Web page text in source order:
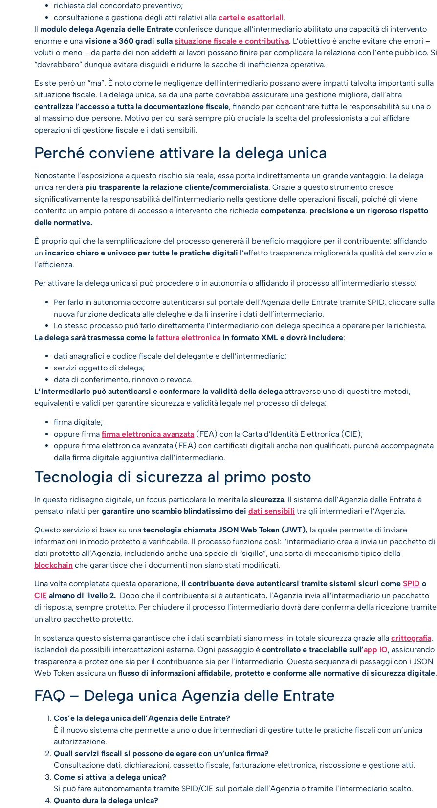
richiesta del concordato preventivo;
consultazione e gestione degli atti relativi alle cartelle esattoriali.
Il modulo delega Agenzia delle Entrate conferisce dunque all’intermediario abilitato una capacità di intervento
enorme e una visione a 360 gradi sulla situazione fiscale e contributiva. L’obiettivo è anche evitare che errori –
voluti o meno – da parte dei non addetti ai lavori possano finire per complicare la relazione con l’ente pubblico. Si
“dovrebbero” dunque evitare disguidi e ridurre le sacche di inefficienza operativa.
Esiste però un “ma”. È noto come le negligenze dell’intermediario possano avere impatti talvolta importanti sulla
situazione fiscale. La delega unica, se da una parte dovrebbe assicurare una gestione migliore, dall’altra
centralizza l’accesso a tutta la documentazione fiscale, finendo per concentrare tutte le responsabilità su una o
al massimo due persone. Motivo per cui sarà sempre più cruciale la scelta del professionista a cui affidare
operazioni di gestione fiscale e i dati sensibili.
Perché conviene attivare la delega unica
Nonostante l’esposizione a questo rischio sia reale, essa porta indirettamente un grande vantaggio. La delega
unica renderà più trasparente la relazione cliente/commercialista. Grazie a questo strumento cresce
significativamente la responsabilità dell’intermediario nella gestione delle operazioni fiscali, poiché gli viene
conferito un ampio potere di accesso e intervento che richiede competenza, precisione e un rigoroso rispetto
delle normative.
È proprio qui che la semplificazione del processo genererà il beneficio maggiore per il contribuente: affidando
un incarico chiaro e univoco per tutte le pratiche digitali l’effetto trasparenza migliorerà la qualità del servizio e
l’efficienza.
Per attivare la delega unica si può procedere o in autonomia o affidando il processo all’intermediario stesso:
Per farlo in autonomia occorre autenticarsi sul portale dell’Agenzia delle Entrate tramite SPID, cliccare sulla
nuova funzione dedicata alle deleghe e da lì inserire i dati dell’intermediario.
Lo stesso processo può farlo direttamente l’intermediario con delega specifica a operare per la richiesta.
La delega sarà trasmessa come la fattura elettronica in formato XML e dovrà includere:
dati anagrafici e codice fiscale del delegante e dell’intermediario;
servizi oggetto di delega;
data di conferimento, rinnovo o revoca.
L’intermediario può autenticarsi e confermare la validità della delega attraverso uno di questi tre metodi,
equivalenti e validi per garantire sicurezza e validità legale nel processo di delega:
firma digitale;
oppure firma firma elettronica avanzata (FEA) con la Carta d’Identità Elettronica (CIE);
oppure firma elettronica avanzata (FEA) con certificati digitali anche non qualificati, purché accompagnata
dalla firma digitale aggiuntiva dell’intermediario.
Tecnologia di sicurezza al primo posto
In questo ridisegno digitale, un focus particolare lo merita la sicurezza. Il sistema dell’Agenzia delle Entrate è
pensato infatti per garantire uno scambio blindatissimo dei dati sensibili tra gli intermediari e l’Agenzia.
Questo servizio si basa su una tecnologia chiamata JSON Web Token (JWT), la quale permette di inviare
informazioni in modo protetto e verificabile. Il processo funziona così: l’intermediario crea e invia un pacchetto di
dati protetto all’Agenzia, includendo anche una specie di “sigillo”, una sorta di meccanismo tipico della
blockchain che garantisce che i documenti non siano stati modificati.
Una volta completata questa operazione, il contribuente deve autenticarsi tramite sistemi sicuri come SPID o
CIE almeno di livello 2. ​ Dopo che il contribuente si è autenticato, l’Agenzia invia all’intermediario un pacchetto
di risposta, sempre protetto. Per chiudere il processo l’intermediario dovrà dare conferma della ricezione tramite
un altro pacchetto protetto.
In sostanza questo sistema garantisce che i dati scambiati siano messi in totale sicurezza grazie alla crittografia,
isolandoli da possibili intercettazioni esterne. Ogni passaggio è controllato e tracciabile sull’app IO, assicurando
trasparenza e protezione sia per il contribuente sia per l’intermediario. Questa sequenza di passaggi con i JSON
Web Token assicura un flusso di informazioni affidabile, protetto e conforme alle normative di sicurezza digitale.
FAQ – Delega unica Agenzia delle Entrate
Cos’è la delega unica dell’Agenzia delle Entrate?
È il nuovo sistema che permette a uno o due intermediari di gestire tutte le pratiche fiscali con un’unica
autorizzazione.
Quali servizi fiscali si possono delegare con un’unica firma?
Consultazione dati, dichiarazioni, cassetto fiscale, fatturazione elettronica, riscossione e gestione atti.
Come si attiva la delega unica?
Si può fare autonomamente tramite SPID/CIE sul portale dell’Agenzia o tramite l’intermediario scelto.
Quanto dura la delega unica?